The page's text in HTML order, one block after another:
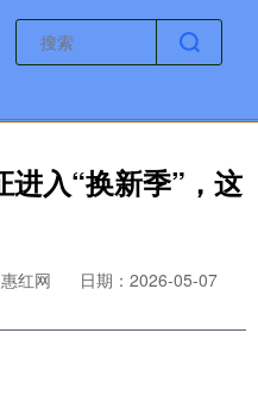
进入“换新季”，这
红网
日期：2026-05-07